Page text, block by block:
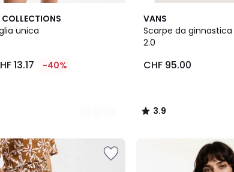
COLLECTIONS
unica
13.17 -40%
VANS
Scarpe da ginnastica
2.0
CHF 95.00
3.9
/ 5
3.9
/